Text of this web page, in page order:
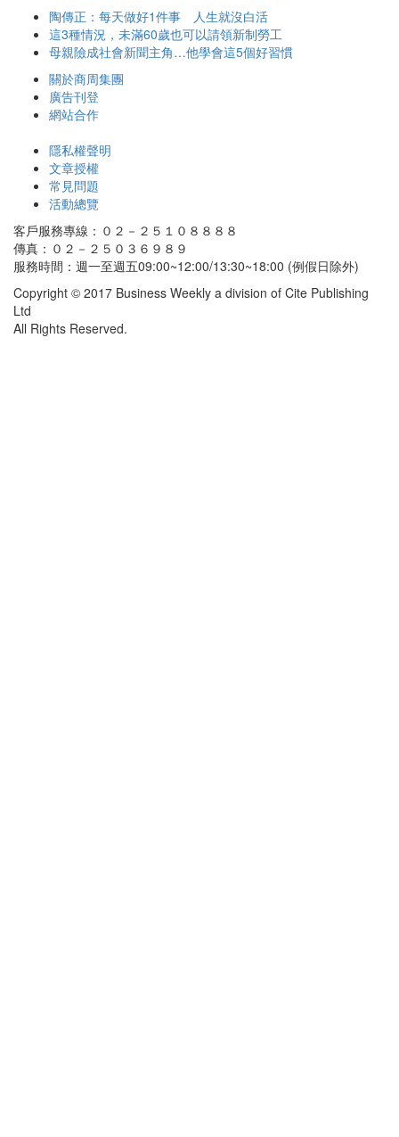
陶傳正：每天做好1件事 人生就沒白活
這3種情況，未滿60歲也可以請領新制勞工
母親險成社會新聞主角…他學會這5個好習慣
關於商周集團
廣告刊登
網站合作
隱私權聲明
文章授權
常見問題
活動總覽
客戶服務專線：０２－２５１０８８８８
傳真：０２－２５０３６９８９
服務時間：週一至週五09:00~12:00/13:30~18:00 (例假日除外)
Copyright © 2017 Business Weekly a division of Cite Publishing
Ltd
All Rights Reserved.